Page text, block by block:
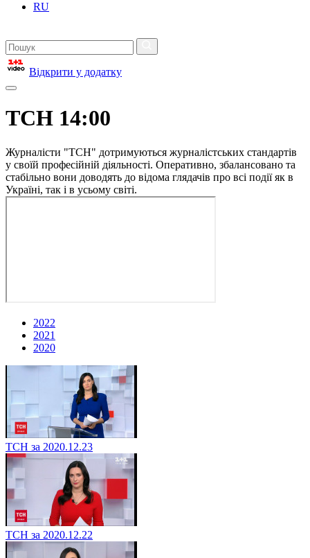
RU
Відкрити у додатку
ТСН 14:00
Журналісти "ТСН" дотримуються журналістських стандартів
у своїй професійній діяльності. Оперативно, збалансовано та
стабільно вони доводять до відома глядачів про всі події як в
Україні, так і в усьому світі.
2022
2021
2020
ТСН за 2020.12.23
ТСН за 2020.12.22